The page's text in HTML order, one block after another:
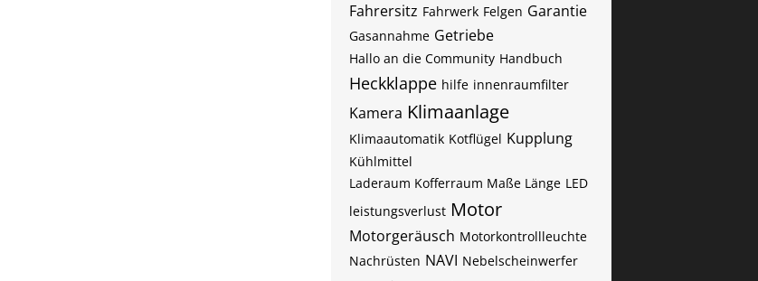
Fahrersitz Fahrwerk Felgen Garantie
Gasannahme Getriebe
Hallo an die Community Handbuch
Heckklappe hilfe innenraumfilter
Kamera Klimaanlage
Klimaautomatik Kotflügel Kupplung
Kühlmittel
Laderaum Kofferraum Maße Länge LED
leistungsverlust Motor
Motorgeräusch Motorkontrollleuchte
Nachrüsten NAVI Nebelscheinwerfer